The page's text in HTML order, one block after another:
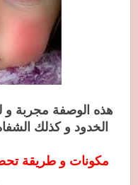
هذه الوصفة مجربة و
الخدود و كذلك
مكونات و طريقة